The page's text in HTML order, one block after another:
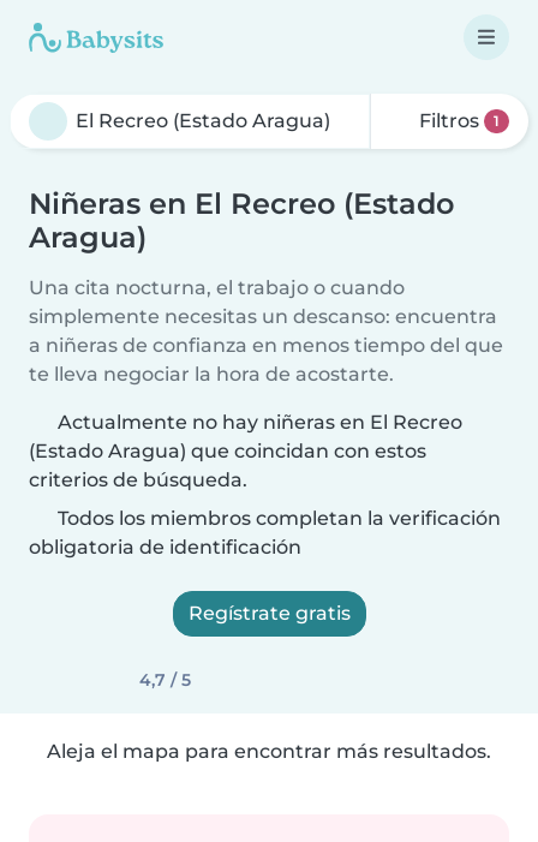
Filtros 1
Niñeras en El Recreo (Estado
Aragua)
Una cita nocturna, el trabajo o cuando
simplemente necesitas un descanso: encuentra
a niñeras de confianza en menos tiempo del que
te lleva negociar la hora de acostarte.
Actualmente no hay niñeras en El Recreo
(Estado Aragua) que coincidan con estos
criterios de búsqueda.
Todos los miembros completan la verificación
obligatoria de identificación
Regístrate gratis
4,7 / 5
Aleja el mapa para encontrar más resultados.